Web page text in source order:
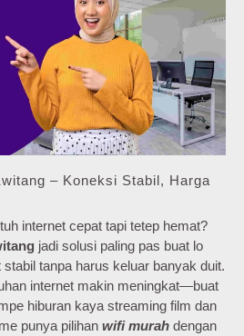
– Koneksi Stabil, Harga
internet cepat tapi tetep hemat?
jadi solusi paling pas buat lo
tanpa harus keluar banyak duit.
internet makin meningkat—buat
hiburan kaya streaming film dan
punya pilihan wifi murah dengan